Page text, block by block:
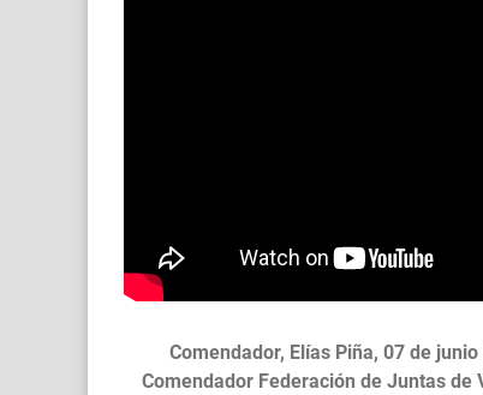
Comendador, Elías Piña, 07 de junio
Comendador Federación de Juntas de